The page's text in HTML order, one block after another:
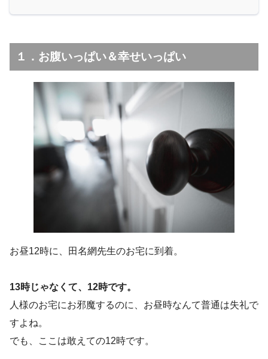
１．お腹いっぱい＆幸せいっぱい
お昼12時に、田名網先生のお宅に到着。
13時じゃなくて、12時です。
人様のお宅にお邪魔するのに、お昼時なんて普通は失礼で
すよね。
でも、ここは敢えての12時です。